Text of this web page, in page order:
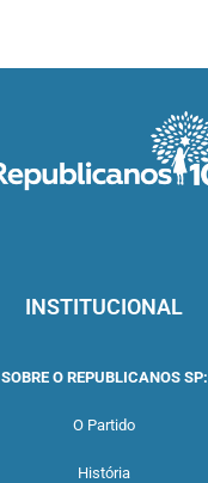
INSTITUCIONAL
SOBRE O REPUBLICANOS SP:
O Partido
História